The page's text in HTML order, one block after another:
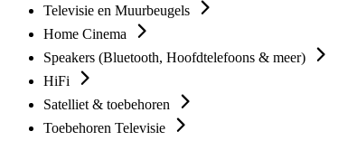
Televisie en Muurbeugels
Home Cinema
Speakers (Bluetooth, Hoofdtelefoons & meer)
HiFi
Satelliet & toebehoren
Toebehoren Televisie